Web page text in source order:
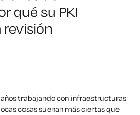
qué su PKI
trabajando con infraestructuras
cosas suenan más ciertas que